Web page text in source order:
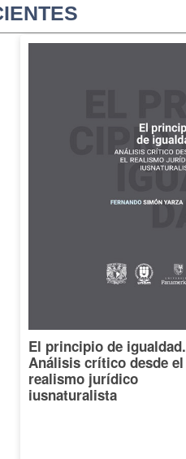
El principio de igualdad.
Análisis crítico desde el
realismo jurídico
iusnaturalista